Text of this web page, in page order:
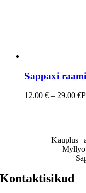
Sappaxi
12.00 € – 29.00 €
Kauplus |
Kontaktisikud